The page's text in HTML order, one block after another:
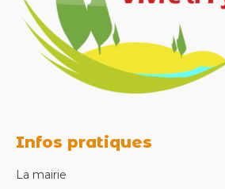
Infos pratiques
La mairie